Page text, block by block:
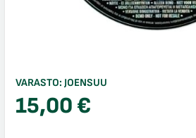
VARASTO: JOENSUU
15,00€